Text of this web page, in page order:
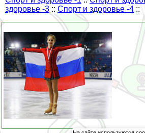
здоровье -3 :: Спорт и здоровье -4 ::